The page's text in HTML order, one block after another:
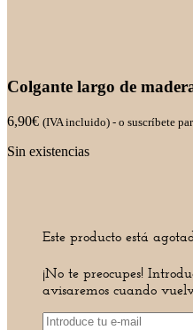
Colgante largo de
6,90€ (IVA incluido) - o suscríbete
Sin existencias
Este producto está
¡No te preocupes!
avisaremos cuando